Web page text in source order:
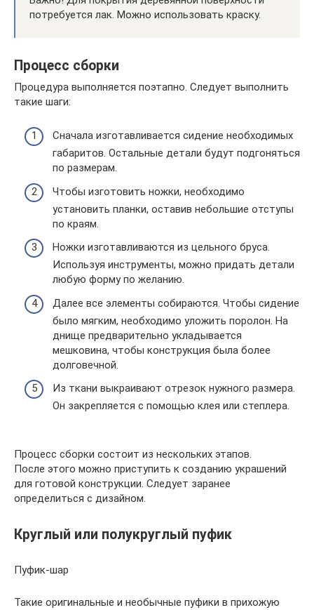
потребуется лак. Можно использовать краску.
Процесс сборки
Процедура выполняется поэтапно. Следует выполнить
такие шаги:
Сначала изготавливается сидение необходимых
габаритов. Остальные детали будут подгоняться
по размерам.
Чтобы изготовить ножки, необходимо
установить планки, оставив небольшие отступы
по краям.
Ножки изготавливаются из цельного бруса.
Используя инструменты, можно придать детали
любую форму по желанию.
Далее все элементы собираются. Чтобы сидение
было мягким, необходимо уложить поролон. На
днище предварительно укладывается
мешковина, чтобы конструкция была более
долговечной.
Из ткани выкраивают отрезок нужного размера.
Он закрепляется с помощью клея или степлера.
Процесс сборки состоит из нескольких этапов.
После этого можно приступить к созданию украшений
для готовой конструкции. Следует заранее
определиться с дизайном.
Круглый или полукруглый пуфик
Пуфик-шар
Такие оригинальные и необычные пуфики в прихожую